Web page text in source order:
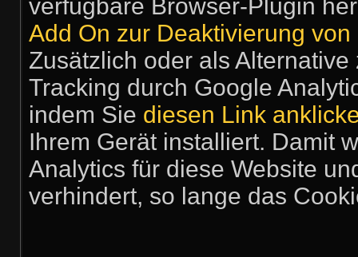
verfügbare Browser-Plugin
Add On zur Deaktivierung
Zusätzlich oder als
Tracking durch Google
indem Sie diesen Link
Ihrem Gerät installiert. Damit
Analytics für diese Website
verhindert, so lange das